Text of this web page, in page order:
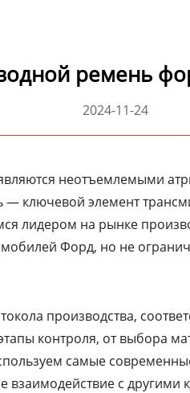
ремень
2024-11-24
неотъемлемыми
ключевой элемент
лидером на рынке
Форд, но не
производства,
контроля, от выбора
самые
взаимодействие с